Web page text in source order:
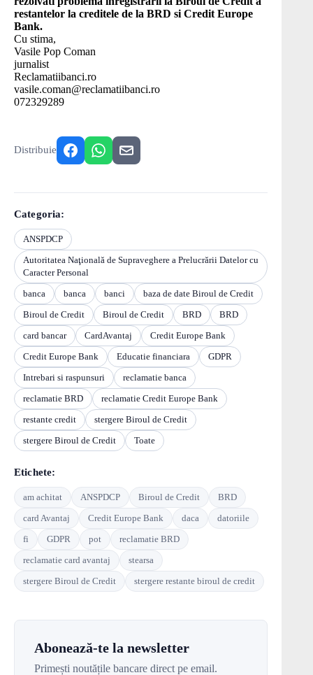
restantelor la creditele de la BRD si Credit Europe
Bank.
Cu stima,
Vasile Pop Coman
jurnalist
Reclamatiibanci.ro
vasile.coman@reclamatiibanci.ro
072329289
Distribuie
Categoria:
ANSPDCP
Autoritatea Naţională de Supraveghere a Prelucrării Datelor cu
Caracter Personal
banca
banca banci
baza de date Biroul de Credit
Biroul de Credit
Biroul de Credit BRD
BRD
card bancar
CardAvantaj
Credit Europe Bank
Credit Europe Bank
Educatie financiara
GDPR
Intrebari si raspunsuri
reclamatie banca
reclamatie BRD
reclamatie Credit Europe Bank
restante credit
stergere Biroul de Credit
stergere Biroul de Credit
Toate
Etichete:
am achitat ANSPDCP Biroul de Credit
BRD
card Avantaj
Credit Europe Bank daca
datoriile
fi
GDPR pot
reclamatie BRD
reclamatie card avantaj
stearsa
stergere Biroul de Credit
stergere restante biroul de credit
Abonează-te la newsletter
Primești noutățile bancare direct pe email.